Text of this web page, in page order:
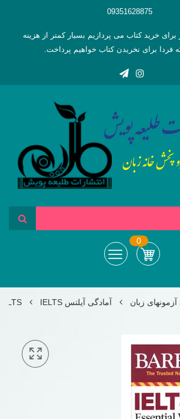
09351628875
برای خرید کتاب می پردازیم بسیار کمتر از هزینه
فردا برای نخریدن کتاب خواهیم پرداخت.
0
زبان آمادگی آیلتس IELTS